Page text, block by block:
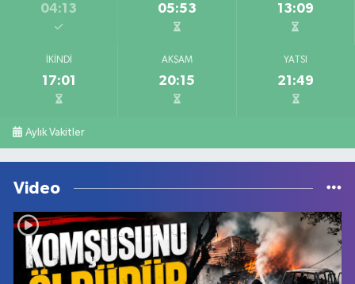
04:13 05:53 13:09
İKINDI
17:01
AKŞAM
20:15
YATSI
21:49
Aylık Vakitler
Video